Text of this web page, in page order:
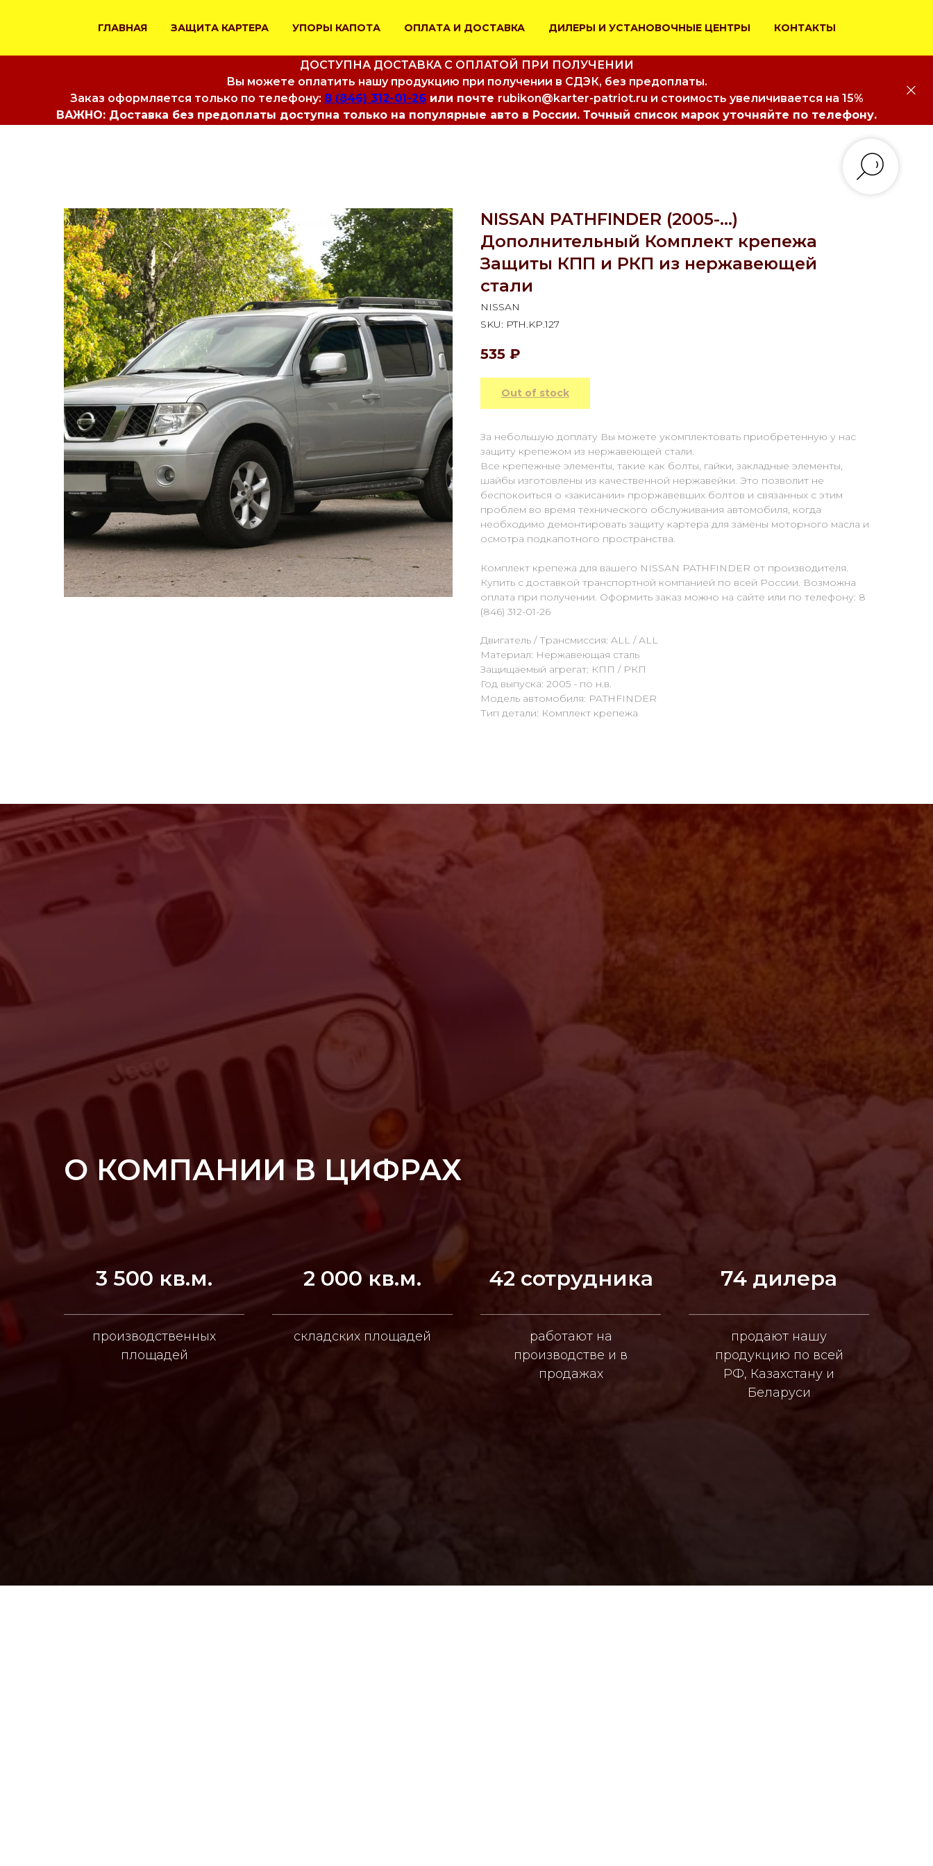
ГЛАВНАЯ ЗАЩИТА КАРТЕРА УПОРЫ КАПОТА ОПЛАТА И ДОСТАВКА ДИЛЕРЫ И УСТАНОВОЧНЫЕ ЦЕНТРЫ КОНТАКТЫ
ДОСТУПНА ДОСТАВКА С ОПЛАТОЙ ПРИ ПОЛУЧЕНИИ
Вы можете оплатить нашу продукцию при получении в СДЭК, без предоплаты.
Заказ оформляется только по телефону: 8 (846) 312-01-26 или почте rubikon@karter-patriot.ru и стоимость увеличивается на 15%
ВАЖНО: Доставка без предоплаты доступна только на популярные авто в России. Точный список марок уточняйте по телефону.
NISSAN PATHFINDER (2005-...)
Дополнительный Комплект крепежа
Защиты КПП и РКП из нержавеющей
стали
NISSAN
SKU: PTH.KP.127
535 ₽
Out of stock
За небольшую доплату Вы можете укомплектовать приобретенную у нас
защиту крепежом из нержавеющей стали.
Все крепежные элементы, такие как болты, гайки, закладные элементы,
шайбы изготовлены из качественной нержавейки. Это позволит не
беспокоиться о «закисании» проржавевших болтов и связанных с этим
проблем во время технического обслуживания автомобиля, когда
необходимо демонтировать защиту картера для замены моторного масла и
осмотра подкапотного пространства.
Комплект крепежа для вашего NISSAN PATHFINDER от производителя.
Купить с доставкой транспортной компанией по всей России. Возможна
оплата при получении. Оформить заказ можно на сайте или по телефону: 8
(846) 312-01-26
Двигатель / Трансмиссия: ALL / ALL
Материал: Нержавеющая сталь
Защищаемый агрегат: КПП / РКП
Год выпуска: 2005 - по н.в.
Модель автомобиля: PATHFINDER
Тип детали: Комплект крепежа
О КОМПАНИИ В ЦИФРАХ
3 500 кв.м.
производственных
площадей
2 000 кв.м.
складских площадей
42 сотрудника
работают на
производстве и в
продажах
74 дилера
продают нашу
продукцию по всей
РФ, Казахстану и
Беларуси